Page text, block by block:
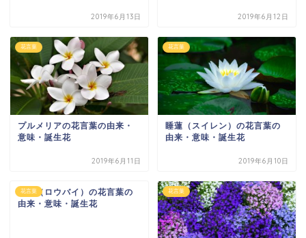
2019年6月13日 2019年6月12日
花言葉
プルメリアの花言葉の由来・
意味・誕生花
2019年6月11日
花言葉
睡蓮（スイレン）の花言葉の
由来・意味・誕生花
2019年6月10日
花言葉
蠟梅（ロウバイ）の花言葉の
由来・意味・誕生花
花言葉